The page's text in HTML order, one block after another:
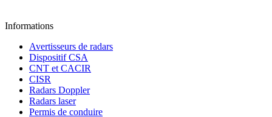
Informations
Avertisseurs de radars
Dispositif CSA
CNT et CACIR
CISR
Radars Doppler
Radars laser
Permis de conduire